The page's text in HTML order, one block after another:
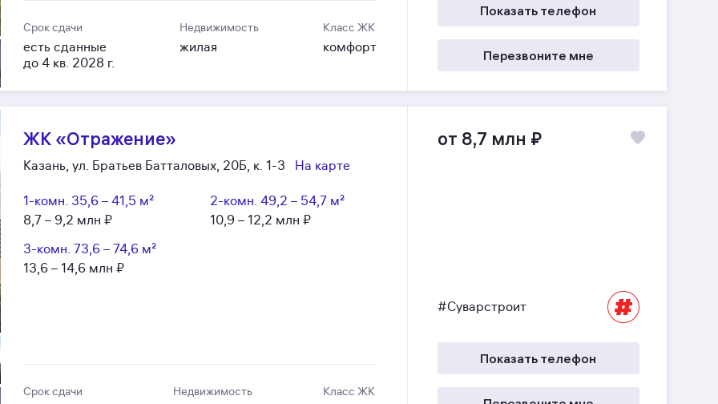
Срок сдачи
есть сданные
до 4 кв. 2028 г.
Недвижимость
жилая
Класс ЖК
комфорт
Показать телефон
Перезвоните мне
ЖК «Отражение»
Казань, ул. Братьев Батталовых, 20Б, к. 1-3 На карте
1-комн. 35,6 – 41,5 м²
8,7 – 9,2 млн ₽
2-комн. 49,2 – 54,7 м²
10,9 – 12,2 млн ₽
3-комн. 73,6 – 74,6 м²
13,6 – 14,6 млн ₽
Срок сдачи Недвижимость Класс ЖК
от 8,7 млн ₽
#Суварстроит
Показать телефон